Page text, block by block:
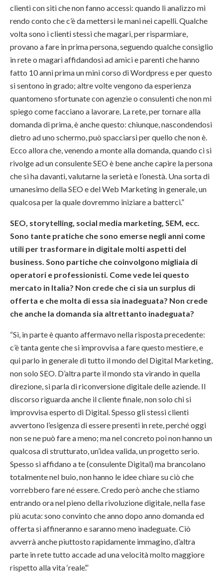
clienti con siti che non fanno accessi: quando li analizzo mi
rendo conto che c’è da mettersi le mani nei capelli. Qualche
volta sono i clienti stessi che magari, per risparmiare,
provano a fare in prima persona, seguendo qualche consiglio
in rete o magari affidandosi ad amici e parenti che hanno
fatto 10 anni prima un mini corso di Wordpress e per questo
si sentono in grado; altre volte vengono da esperienza
quantomeno sfortunate con agenzie o consulenti che non mi
spiego come facciano a lavorare. La rete, per tornare alla
domanda di prima, è anche questo: chiunque, nascondendosi
dietro ad uno schermo, può spacciarsi per quello che non è.
Ecco allora che, venendo a monte alla domanda, quando ci si
rivolge ad un consulente SEO è bene anche capire la persona
che si ha davanti, valutarne la serietà e l’onestà. Una sorta di
umanesimo della SEO e del Web Marketing in generale, un
qualcosa per la quale dovremmo iniziare a batterci.”
SEO, storytelling, social media marketing, SEM, ecc.
Sono tante pratiche che sono emerse negli anni come
utili per trasformare in digitale molti aspetti del
business. Sono partiche che coinvolgono migliaia di
operatori e professionisti. Come vede lei questo
mercato in Italia? Non crede che ci sia un surplus di
offerta e che molta di essa sia inadeguata? Non crede
che anche la domanda sia altrettanto inadeguata?
“Sì, in parte è quanto affermavo nella risposta precedente:
c’è tanta gente che si improvvisa a fare questo mestiere, e
qui parlo in generale di tutto il mondo del Digital Marketing,
non solo SEO. D’altra parte il mondo sta virando in quella
direzione, si parla di riconversione digitale delle aziende. Il
discorso riguarda anche il cliente finale, non solo chi si
improvvisa esperto di Digital. Spesso gli stessi clienti
avvertono l’esigenza di essere presenti in rete, perché oggi
non se ne può fare a meno; ma nel concreto poi non hanno un
qualcosa di strutturato, un’idea valida, un progetto serio.
Spesso si affidano a te (consulente Digital) ma brancolano
totalmente nel buio, non hanno le idee chiare su ciò che
vorrebbero fare né essere. Credo però anche che stiamo
entrando ora nel pieno della rivoluzione digitale, nella fase
più acuta: sono convinto che anno dopo anno domanda ed
offerta si affineranno e saranno meno inadeguate. Ciò
avverrà anche piuttosto rapidamente immagino, d’altra
parte in rete tutto accade ad una velocità molto maggiore
rispetto alla vita ‘reale’.”